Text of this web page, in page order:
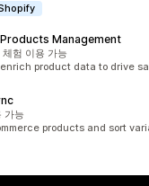
Management
체험 이용 가능
product data to drive
가능
products and sort